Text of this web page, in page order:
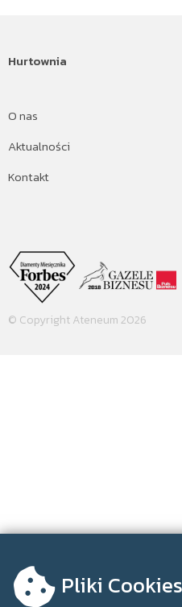
Hurtownia
O nas
Aktualności
Kontakt
© Copyright Ateneum 2026
Pliki Cookies